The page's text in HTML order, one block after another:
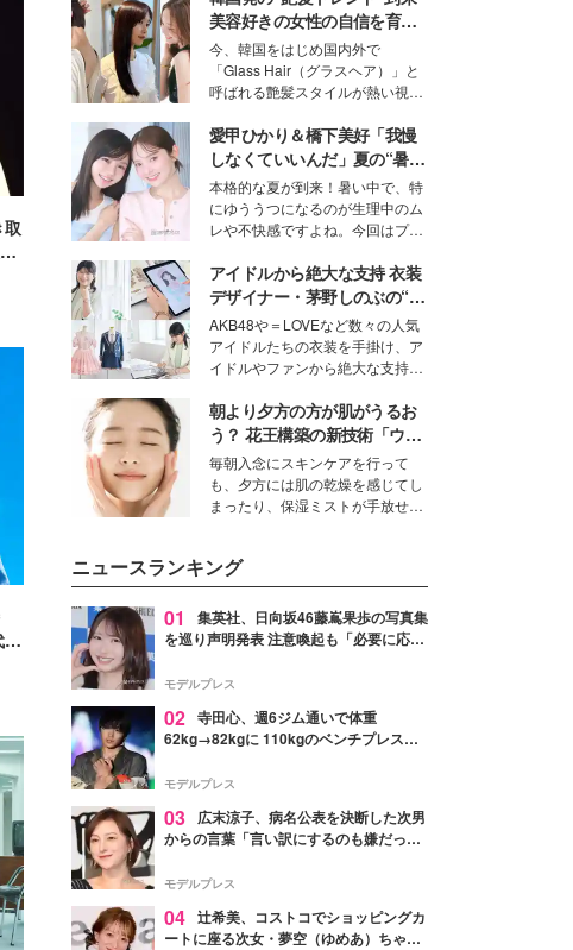
表
デルの宮城舞と島村雄大の特別対
談をお届け！それぞれの視点か
ら、今作ならではの魅力や予想外
の感動をもたらす奥深いストーリ
ーについて熱く語り合ってもらっ
た。
美容好きの女性の自信を育む
「ヘアケア事情」って？
今、韓国をはじめ国内外で
「Glass Hair（グラスヘア）」と
呼ばれる艶髪スタイルが熱い視線
ションの完成度を高めるベースと
して、“髪そのものの美しさ”に改
めて注目する人が増えている様
子。今回は、そんな憧れの艶やか
な髪を日常で叶える、美容好きの
女性たちのヘアケア事情を紹介し
ます。
愛甲ひかり＆橋下美好「我慢
しなくていいんだ」夏の“暑さ
対策”の新しい選択肢とは？
本格的な夏が到来！暑い中で、特
にゆううつになるのが生理中のム
レや不快感ですよね。今回はプラ
モデル・愛甲ひかりさんと橋下美
好さんを迎えて本音で女子会トー
ク。猛暑のお出かけを快適に過ご
すヒントや、2人が感動した夏の
生理の新常識にも迫りました。
アイドルから絶大な支持 衣装
デザイナー・茅野しのぶの“可
愛い”を作る美学＜「シチズン
クロスシー」インタビュー＞
AKB48や＝LOVEなど数々の人気
アイドルたちの衣装を手掛け、ア
イドルやファンから絶大な支持を
取締役兼クリエイティブディレク
ター・茅野しのぶ。一人ひとりの
個性に寄り添い、魅力を引き出す
衣装作りは、多くの女性たちに勇
気と自信を与え続けている。
朝より夕方の方が肌がうるお
う？ 花王構築の新技術「ウォ
ーターキャプチャリングスキ
ン（捕水肌）」がスキンケア
の常識を変える予感
毎朝入念にスキンケアを行って
も、夕方には肌の乾燥を感じてし
まったり、保湿ミストが手放せな
性を秘めた、革新的な「Water
Capturing Skin（ウォーターキャ
プチャリングスキン：捕水肌）」
技術を、花王が構築した。
ニュースランキング
01
集英社、日向坂46藤嶌果歩の写真集
を巡り声明発表 注意喚起も「必要に応じ
モデルプレス
02 寺田心、週6ジム通いで体重
62kg→82kgに 110kgのベンチプレス持
「かっこいい」と反響
モデルプレス
03
広末涼子、病名公表を決断した次男
からの言葉「言い訳にするのも嫌だっ
モデルプレス
04 辻希美、コストコでショッピングカ
ートに座る次女・夢空（ゆめあ）ちゃん